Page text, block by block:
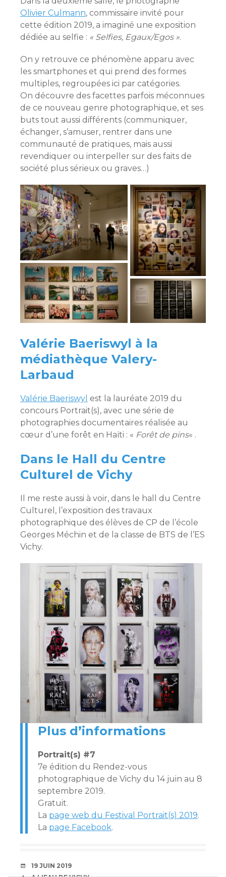
Olivier Culmann, commissaire invité pour
cette édition 2019, a imaginé une exposition
dédiée au selfie : « Selfies, Egaux/Egos ».
On y retrouve ce phénomène apparu avec
les smartphones et qui prend des formes
multiples, regroupées ici par catégories.
On découvre des facettes parfois méconnues
de ce nouveau genre photographique, et ses
buts tout aussi différents (communiquer,
échanger, s’amuser, rentrer dans une
communauté de pratiques, mais aussi
revendiquer ou interpeller sur des faits de
société plus sérieux ou graves…)
Valérie Baeriswyl à la
médiathèque Valery-
Larbaud
Valérie Baeriswyl est la lauréate 2019 du
concours Portrait(s), avec une série de
photographies documentaires réalisée au
cœur d’une forêt en Haïti : « Forêt de pins« .
Dans le Hall du Centre
Culturel de Vichy
Il me reste aussi à voir, dans le hall du Centre
Culturel, l’exposition des travaux
photographique des élèves de CP de l’école
Georges Méchin et de la classe de BTS de l’ES
Vichy.
Plus d’informations
Portrait(s) #7
7e édition du Rendez-vous
photographique de Vichy du 14 juin au 8
septembre 2019.
Gratuit.
La page web du Festival Portrait(s) 2019.
La page Facebook.
DATE
19 JUIN 2019